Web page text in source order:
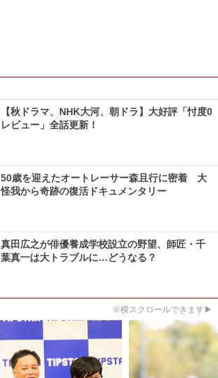
【秋ドラマ、NHK大河、朝ドラ】大好評「忖度0
レビュー」全話更新！
50歳を迎えたオートレーサー森且行に密着 大
怪我から奇跡の復活ドキュメンタリー
真田広之が俳優養成学校設立の野望、師匠・千
葉真一は大トラブルに…どうなる？
※横スクロールできます▶